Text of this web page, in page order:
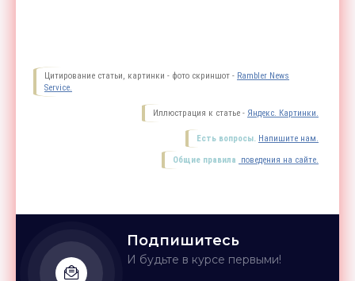
Цитирование статьи, картинки - фото скриншот - Rambler News
Service.
Иллюстрация к статье - Яндекс. Картинки.
Есть вопросы. Напишите нам.
Общие правила поведения на сайте.
Подпишитесь
И будьте в курсе первыми!